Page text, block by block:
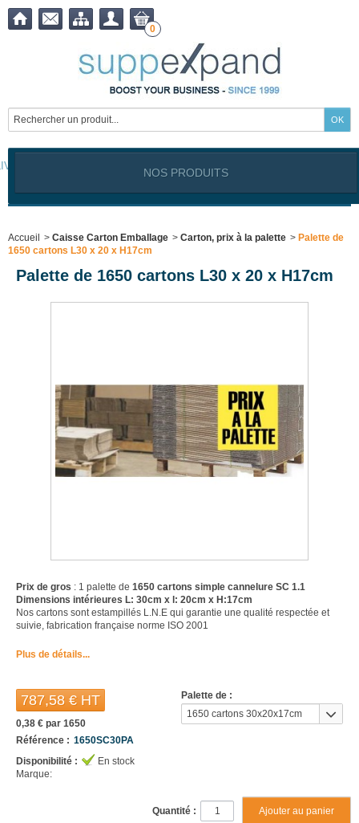
0
OFFERTE à partir de399,00 € !
NOS PRODUITS
Accueil > Caisse Carton Emballage > Carton, prix à la palette > Palette de
1650 cartons L30 x 20 x H17cm
Palette de 1650 cartons L30 x 20 x H17cm
Prix de gros : 1 palette de 1650 cartons simple cannelure SC 1.1
Dimensions intérieures L: 30cm x l: 20cm x H:17cm
Nos cartons sont estampillés L.N.E qui garantie une qualité respectée et
suivie, fabrication française norme ISO 2001
Plus de détails...
Palette de :
1650 cartons 30x20x17cm
787,58 €HT
0,38 € par 1650
Référence : 1650SC30PA
Disponibilité :
En stock
Marque:
Quantité :